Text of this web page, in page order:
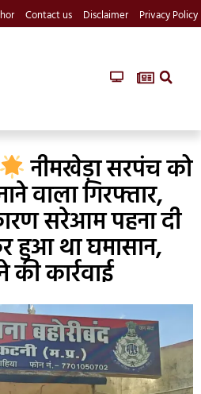
Contact us Disclaimer Privacy Policy
नीमखेड़ा सरपंच को
वाला गिरफ्तार,
सरेआम पहना दी
हुआ था घमासान,
कार्रवाई